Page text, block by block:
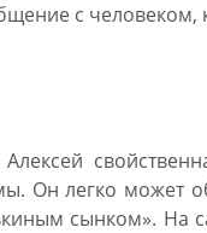
с человеком,
Он легко может
сынком». На